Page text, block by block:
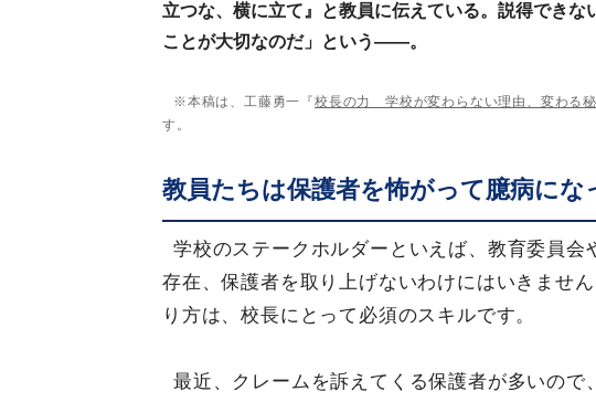
立つな、横に立て』と教員に伝えている。説得でき
ことが大切なのだ」という――。
※本稿は、工藤勇一『校長の力 学校が変わらない理由、変わる
す。
教員たちは保護者を怖がって臆病にな
学校のステークホルダーといえば、教育委員
存在、保護者を取り上げないわけにはいきませ
り方は、校長にとって必須のスキルです。
最近、クレームを訴えてくる保護者が多いの